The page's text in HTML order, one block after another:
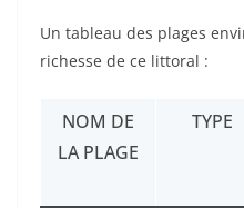
Un tableau des plages
richesse de ce littoral :
NOM DE
LA PLAGE
TYPE